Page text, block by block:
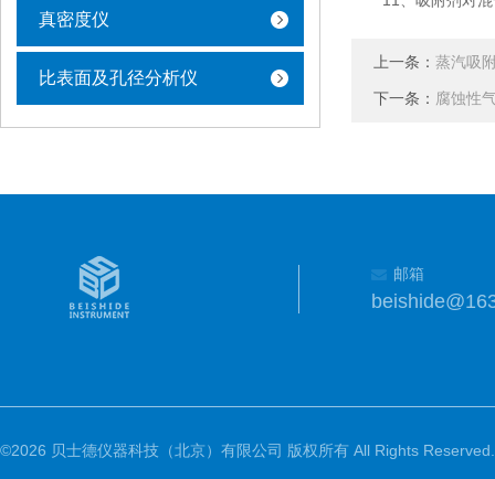
真密度仪
比表面及孔径分析仪
上一条： 蒸汽吸
下一条： 腐蚀性
邮箱
©2026 贝士德仪器科技（北京）有限公司 版权所有 All Rights Reserved.